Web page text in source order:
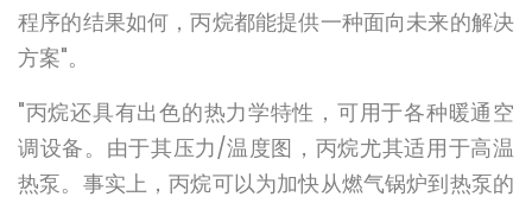
程序的结果如何，丙烷都能提供一种面向未来的解决
方案"。
"丙烷还具有出色的热力学特性，可用于各种暖通空
调设备。由于其压力/温度图，丙烷尤其适用于高温
热泵。事实上，丙烷可以为加快从燃气锅炉到热泵的